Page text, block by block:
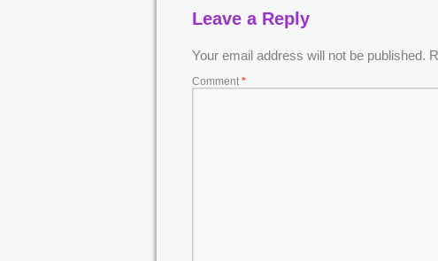
Leave a Reply
Your email address will not be published.
Comment*